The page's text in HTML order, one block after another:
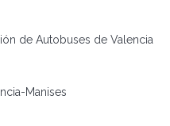
de Autobuses de Valencia
Manises